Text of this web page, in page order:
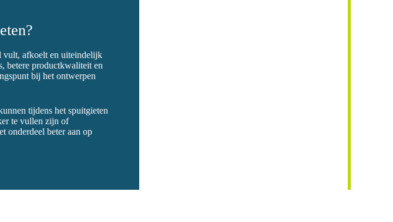
vult, afkoelt en uiteindelijk
betere productkwaliteit en
bij het ontwerpen
tijdens het spuitgieten
te vullen zijn of
onderdeel beter aan op